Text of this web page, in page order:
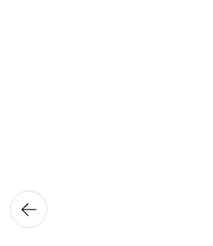
뒤로가
기